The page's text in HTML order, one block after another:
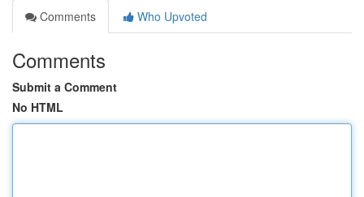
Comments
Who Upvoted
Comments
Submit a Comment
No HTML